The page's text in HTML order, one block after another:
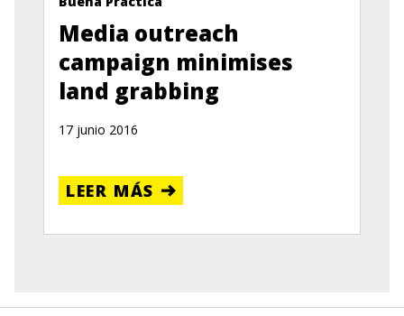
Media outreach
campaign minimises
land grabbing
17 junio 2016
LEER MÁS